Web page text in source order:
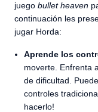
juego bullet heaven
continuación les
jugar Horda:
Aprende los
moverte. Enfrenta
de dificultad.
controles
hacerlo!